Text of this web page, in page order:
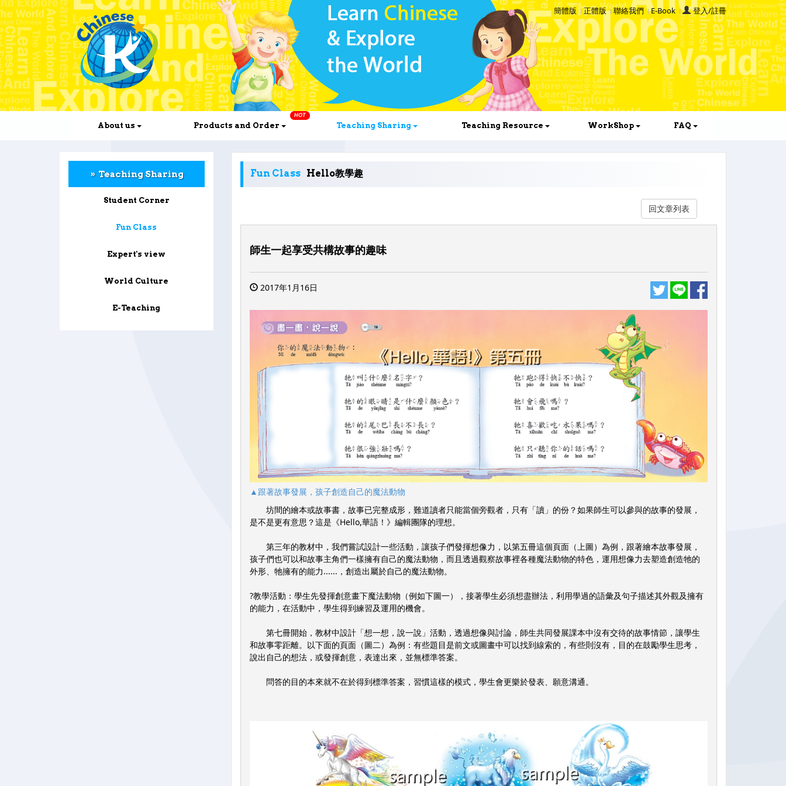
簡體版 正體版 聯絡我們 E-Book 登入/註冊
About us
HOT
Products and Order Teaching Sharing Teaching Resource WorkShop FAQ
Teaching Sharing
Student Corner
Fun Class
Expert's view
World Culture
E-Teaching
Fun Class Hello教學趣
回文章列表
師生一起享受共構故事的趣味
2017年1月16日
▲跟著故事發展，孩子創造自己的魔法動物
坊間的繪本或故事書，故事已完整成形，難道讀者只能當個旁觀者，只有「讀」的份？如果師生可以參與的故事的發展，
是不是更有意思？這是《Hello,華語！》編輯團隊的理想。
第三年的教材中，我們嘗試設計一些活動，讓孩子們發揮想像力，以第五冊這個頁面（上圖）為例，跟著繪本故事發展，
孩子們也可以和故事主角們一樣擁有自己的魔法動物，而且透過觀察故事裡各種魔法動物的特色，運用想像力去塑造創造牠的
外形、牠擁有的能力......，創造出屬於自己的魔法動物。
?教學活動：學生先發揮創意畫下魔法動物（例如下圖一），接著學生必須想盡辦法，利用學過的語彙及句子描述其外觀及擁有
的能力，在活動中，學生得到練習及運用的機會。
第七冊開始，教材中設計「想一想，說一說」活動，透過想像與討論，師生共同發展課本中沒有交待的故事情節，讓學生
和故事零距離。以下面的頁面（圖二）為例：有些題目是前文或圖畫中可以找到線索的，有些則沒有，目的在鼓勵學生思考，
說出自己的想法，或發揮創意，表達出來，並無標準答案。
問答的目的本來就不在於得到標準答案，習慣這樣的模式，學生會更樂於發表、願意溝通。